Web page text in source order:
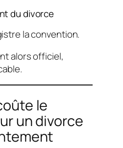
du divorce
la convention.
alors officiel,
le
un divorce